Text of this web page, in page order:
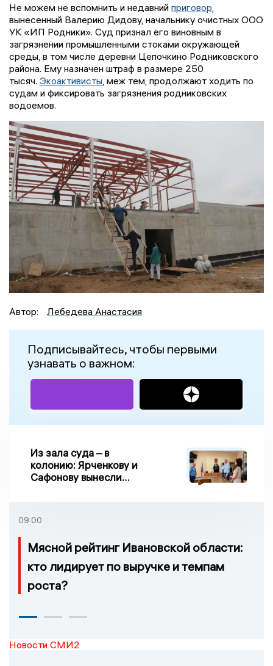
Не можем не вспомнить и недавний приговор
вынесенный Валерию Дидову, начальнику очистных ООО
УК «ИП Родники». Суд признал его виновным в
загрязнении промышленными стоками окружающей
среды, в том числе деревни Цепочкино Родниковского
района. Ему назначен штраф в размере 250
тысяч. Экоактивисты , меж тем, продолжают ходить по
судам и фиксировать загрязнения родниковских
водоемов.
Автор: Лебедева Анастасия
Подписывайтесь, чтобы первыми
узнавать о важном:
Из зала суда – в
колонию: Ярченкову и
Сафонову вынесли
09:00
Мясной рейтинг Ивановской области:
кто лидирует по выручке и темпам
роста?
Новости СМИ2